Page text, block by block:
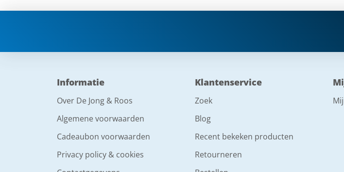
Informatie
Over De Jong & Roos
Algemene voorwaarden
Cadeaubon voorwaarden
Privacy policy & cookies
Klantenservice
Zoek
Blog
Recent bekeken producten
Retourneren